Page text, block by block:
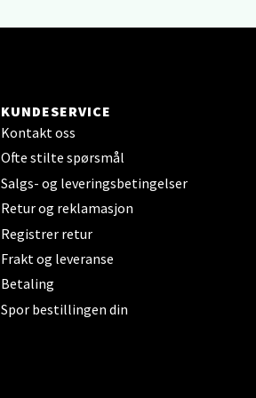
KUNDESERVICE
Kontakt oss
Ofte stilte spørsmål
Salgs- og leveringsbetingelser
Retur og reklamasjon
Registrer retur
Frakt og leveranse
Betaling
Spor bestillingen din